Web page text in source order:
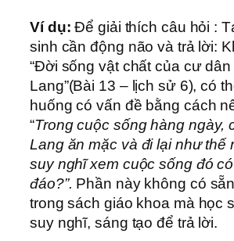
Ví dụ: Để giải thích câu hỏi :
sinh cần động não và trả lời:
“Đời sống vật chất của cư dân
Lang”(Bài 13 – lịch sử 6), có
huống có vấn đề bằng cách
“Trong cuộc sống hàng ngày,
Lang ăn mặc và đi lại như thế
suy nghĩ xem cuộc sống đó
đáo?”. Phần này không có
trong sách giáo khoa mà học
suy nghĩ, sáng tạo để trả lời.